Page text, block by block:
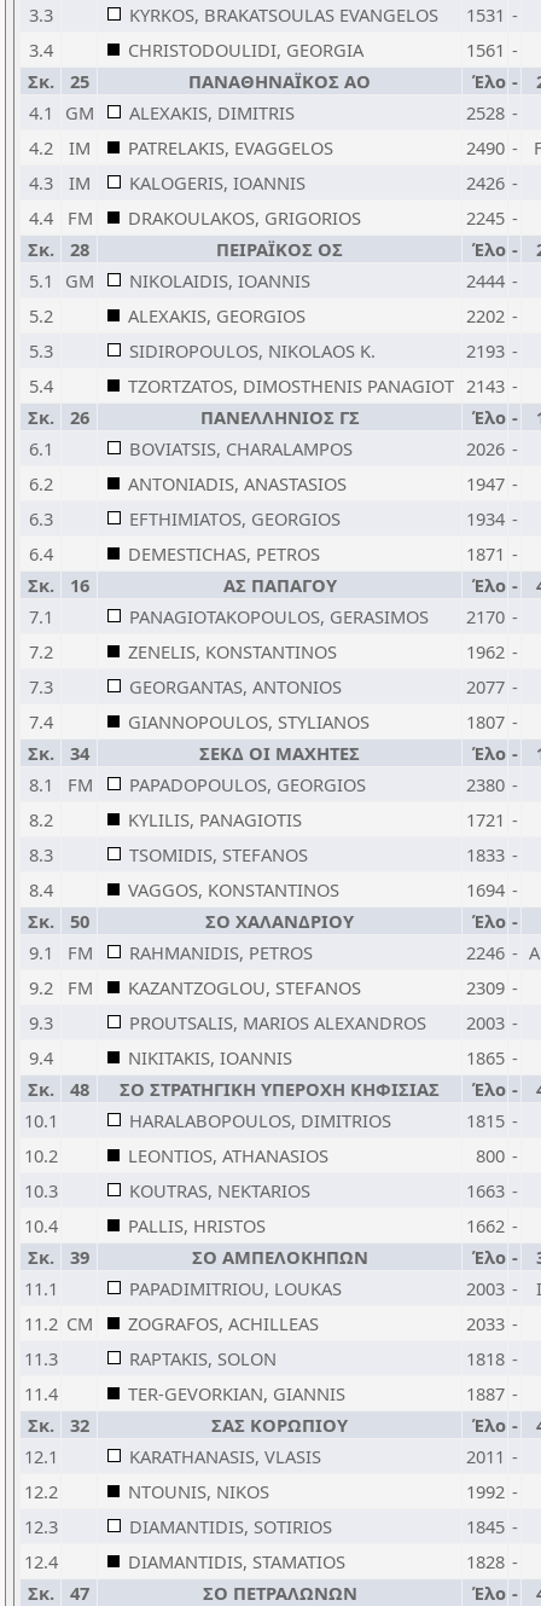
3.3
KYRKOS, BRAKATSOULAS EVANGELOS 1531 -
3.4
CHRISTODOULIDI, GEORGIA 1561 -
Σκ.
25 ΠΑΝΑΘΗΝΑΪΚΟΣ ΑΟ Έλο -
4.1
GM ALEXAKIS, DIMITRIS 2528 -
4.2
IM PATRELAKIS, EVAGGELOS 2490 -
4.3
IM KALOGERIS, IOANNIS 2426 -
4.4
FM DRAKOULAKOS, GRIGORIOS 2245 -
Σκ.
28 ΠΕΙΡΑΪΚΟΣ ΟΣ Έλο -
5.1
GM NIKOLAIDIS, IOANNIS 2444 -
5.2
ALEXAKIS, GEORGIOS 2202 -
5.3
SIDIROPOULOS, NIKOLAOS K. 2193 -
5.4
TZORTZATOS, DIMOSTHENIS PANAGIOT 2143 -
Σκ.
26 ΠΑΝΕΛΛΗΝΙΟΣ ΓΣ Έλο -
6.1
BOVIATSIS, CHARALAMPOS 2026 -
6.2
ANTONIADIS, ANASTASIOS 1947 -
6.3
EFTHIMIATOS, GEORGIOS 1934 -
6.4
DEMESTICHAS, PETROS 1871 -
Σκ.
16 ΑΣ ΠΑΠΑΓΟΥ Έλο -
7.1
PANAGIOTAKOPOULOS, GERASIMOS 2170 -
7.2
ZENELIS, KONSTANTINOS 1962 -
7.3
GEORGANTAS, ANTONIOS 2077 -
7.4
GIANNOPOULOS, STYLIANOS 1807 -
Σκ.
34 ΣΕΚΔ ΟΙ ΜΑΧΗΤΕΣ Έλο -
8.1
FM PAPADOPOULOS, GEORGIOS 2380 -
8.2
KYLILIS, PANAGIOTIS 1721 -
8.3
TSOMIDIS, STEFANOS 1833 -
8.4
VAGGOS, KONSTANTINOS 1694 -
Σκ.
50 ΣΟ ΧΑΛΑΝΔΡΙΟΥ Έλο -
9.1
FM RAHMANIDIS, PETROS 2246 -
9.2
FM KAZANTZOGLOU, STEFANOS 2309 -
9.3
PROUTSALIS, MARIOS ALEXANDROS 2003 -
9.4
NIKITAKIS, IOANNIS 1865 -
Σκ.
48 ΣΟ ΣΤΡΑΤΗΓΙΚΗ ΥΠΕΡΟΧΗ ΚΗΦΙΣΙΑΣ Έλο -
10.1
HARALABOPOULOS, DIMITRIOS 1815 -
10.2
LEONTIOS, ATHANASIOS 800 -
10.3
KOUTRAS, NEKTARIOS 1663 -
10.4
PALLIS, HRISTOS 1662 -
Σκ.
39 ΣΟ ΑΜΠΕΛΟΚΗΠΩΝ Έλο -
11.1
PAPADIMITRIOU, LOUKAS 2003 -
11.2 CM ZOGRAFOS, ACHILLEAS 2033 -
11.3
RAPTAKIS, SOLON 1818 -
11.4
TER-GEVORKIAN, GIANNIS 1887 -
Σκ.
32 ΣΑΣ ΚΟΡΩΠΙΟΥ Έλο -
12.1
KARATHANASIS, VLASIS 2011 -
12.2
NTOUNIS, NIKOS 1992 -
12.3
DIAMANTIDIS, SOTIRIOS 1845 -
12.4
DIAMANTIDIS, STAMATIOS 1828 -
Σκ.
47 ΣΟ ΠΕΤΡΑΛΩΝΩΝ Έλο -